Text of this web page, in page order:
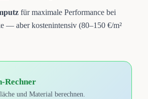
für maximale Performance bei
— aber kostenintensiv (80–150 €/m²
Rechner
und Material berechnen.